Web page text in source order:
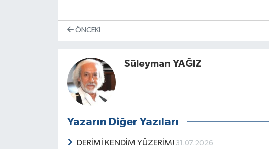
ÖNCEKI
Süleyman YAĞIZ
Yazarın Diğer Yazıları
DERİMİ KENDİM YÜZERİM! 31.07.2026